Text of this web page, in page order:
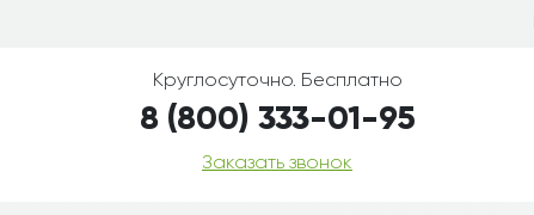
Круглосуточно. Бесплатно
8 (800) 333-01-95
Заказать звонок